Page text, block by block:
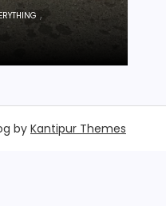
,
by Kantipur Themes